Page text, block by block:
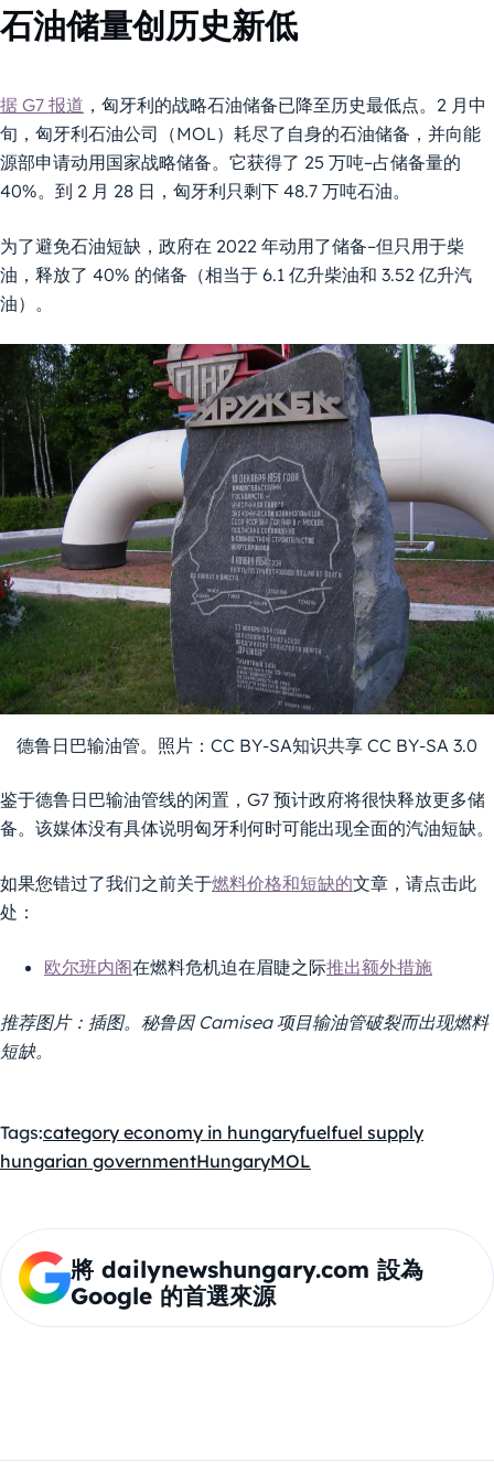
石油储量创历史新低
据 G7 报道 ，匈牙利的战略石油储备已降至历史最低点。2 月中
旬，匈牙利石油公司（MOL）耗尽了自身的石油储备，并向能
源部申请动用国家战略储备。它获得了 25 万吨–占储备量的
40%。到 2 月 28 日，匈牙利只剩下 48.7 万吨石油。
为了避免石油短缺，政府在 2022 年动用了储备–但只用于柴
油，释放了 40% 的储备（相当于 6.1 亿升柴油和 3.52 亿升汽
油）。
德鲁日巴输油管。照片：CC BY-SA知识共享 CC BY-SA 3.0
鉴于德鲁日巴输油管线的闲置，G7 预计政府将很快释放更多储
备。该媒体没有具体说明匈牙利何时可能出现全面的汽油短缺。
如果您错过了我们之前关于燃料价格和短缺的文章，请点击此
处：
欧尔班内阁在燃料危机迫在眉睫之际推出额外措施
推荐图片：插图。秘鲁因 Camisea 项目输油管破裂而出现燃料
短缺。
Tags:category economy in hungaryfuelfuel supply
hungarian governmentHungaryMOL
將 dailynewshungary.com 設為
Google 的首選來源